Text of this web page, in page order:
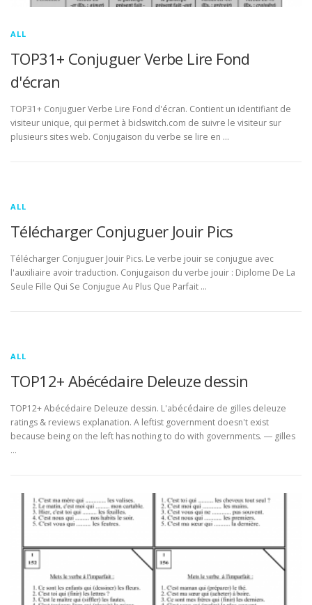
ALL
TOP31+ Conjuguer Verbe Lire Fond
d'écran
TOP31+ Conjuguer Verbe Lire Fond d'écran. Contient un identifiant de
visiteur unique, qui permet à bidswitch.com de suivre le visiteur sur
plusieurs sites web. Conjugaison du verbe se lire en …
ALL
Télécharger Conjuguer Jouir Pics
Télécharger Conjuguer Jouir Pics. Le verbe jouir se conjugue avec
l'auxiliaire avoir traduction. Conjugaison du verbe jouir : Diplome De La
Seule Fille Qui Se Conjugue Au Plus Que Parfait …
ALL
TOP12+ Abécédaire Deleuze dessin
TOP12+ Abécédaire Deleuze dessin. L'abécédaire de gilles deleuze
ratings & reviews explanation. A leftist government doesn't exist
because being on the left has nothing to do with governments. ― gilles
…